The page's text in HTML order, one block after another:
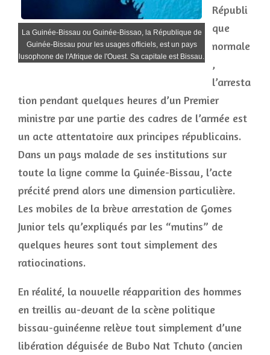
La Guinée-Bissau ou Guinée-Bissao, la République de
Guinée-Bissau pour les usages officiels, est un pays
lusophone de l'Afrique de l'Ouest. Sa capitale est Bissau.
Républi
que
normale
,
l’arresta
tion pendant quelques heures d’un Premier
ministre par une partie des cadres de l’armée est
un acte attentatoire aux principes républicains.
Dans un pays malade de ses institutions sur
toute la ligne comme la Guinée-Bissau, l’acte
précité prend alors une dimension particulière.
Les mobiles de la brève arrestation de Gomes
Junior tels qu’expliqués par les “mutins” de
quelques heures sont tout simplement des
ratiocinations.
En réalité, la nouvelle réapparition des hommes
en treillis au-devant de la scène politique
bissau-guinéenne relève tout simplement d’une
libération déguisée de Bubo Nat Tchuto (ancien